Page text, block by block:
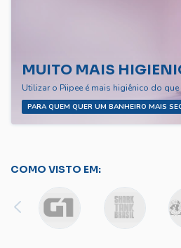
MUITO MAIS
Utilizar o Piipee é mais higiênico do
PARA QUEM QUER UM BANHEIRO MAIS
COMO VISTO EM: